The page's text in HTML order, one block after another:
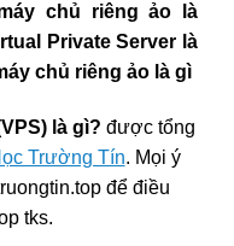
chủ riêng ảo là
Private Server là
chủ riêng ảo là gì
là gì? được tổng
Trường Tín. Mọi ý
để điều
tks.